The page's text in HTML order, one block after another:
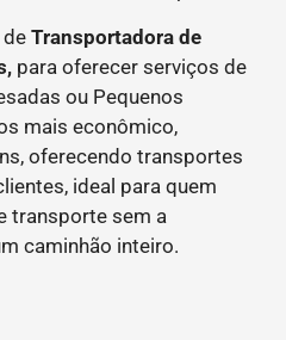
Transportadora de
para oferecer serviços de
ou Pequenos
mais econômico,
oferecendo transportes
ideal para quem
transporte sem a
caminhão inteiro.